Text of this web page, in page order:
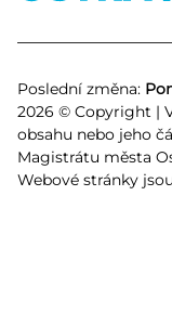
Poslední změna:
2026 © Copyright |
obsahu nebo jeho
Magistrátu města
Webové stránky